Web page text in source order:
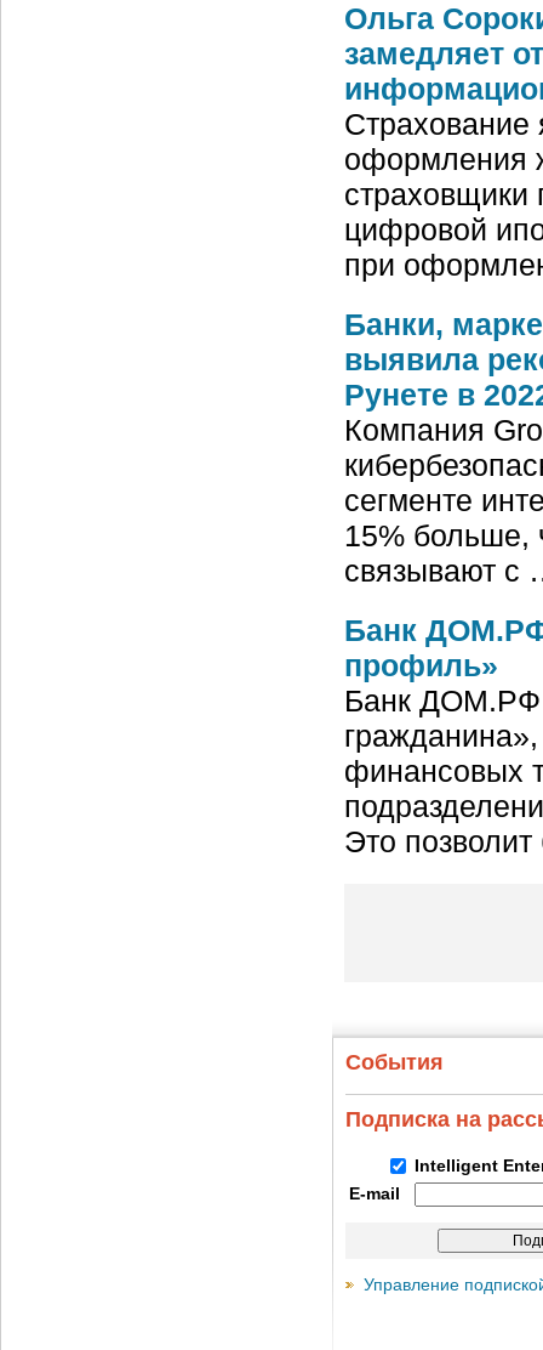
Ольга
замедляет
Страхование
оформления
страховщики
цифровой
при
Банки,
выявила
Рунете в
Компания
сегменте
15% больше,
связывают с
Банк
профиль»
Банк ДОМ.РФ
финансовых
Это
События
Подписка на
Intelligent
E-mail
Управление